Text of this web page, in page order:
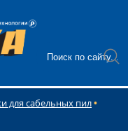
для сабельных пил